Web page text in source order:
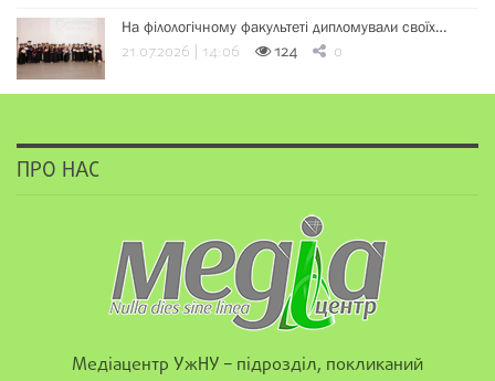
На філологічному факультеті дипломували своїх…
21.07.2026 | 14:06 124 0
ПРО НАС
Медіацентр УжНУ – підрозділ, покликаний